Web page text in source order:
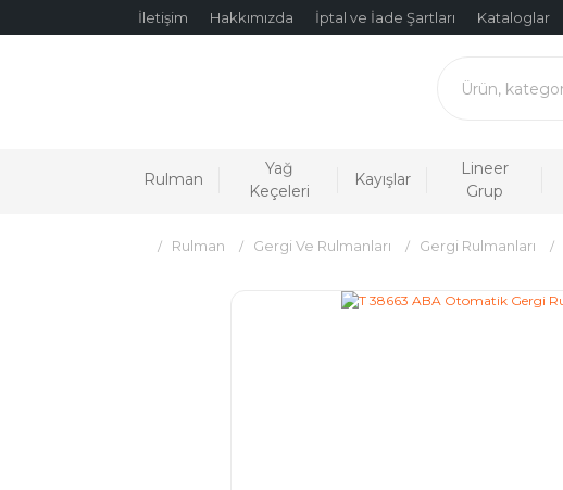
İletişim Hakkımızda İptal ve İade Şartları Kataloglar
Rulman
Yağ
Keçeleri
Kayışlar
Lineer
Grup
Rulman Gergi Ve Rulmanları Gergi Rulmanları